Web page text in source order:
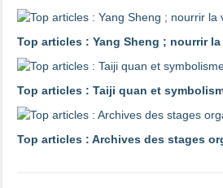
Top articles : Yang Sheng ; nourrir la
Top articles : Taiji quan et
Top articles : Archives des stages